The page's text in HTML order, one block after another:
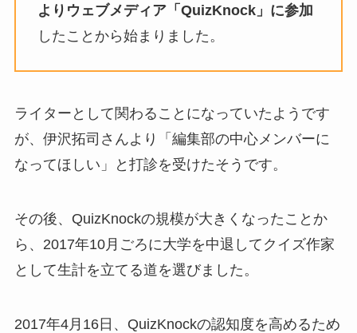
よりウェブメディア「QuizKnock」に参加
したことから始まりました。
ライターとして関わることになっていたようです
が、伊沢拓司さんより「編集部の中心メンバーに
なってほしい」と打診を受けたそうです。
その後、QuizKnockの規模が大きくなったことか
ら、2017年10月ごろに大学を中退してクイズ作家
として生計を立てる道を選びました。
2017年4月16日、QuizKnockの認知度を高めるため